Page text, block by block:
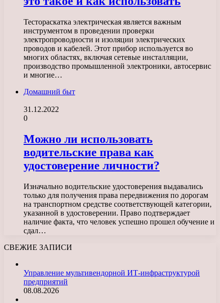
Тестораскатка электрическая является важным
инструментом в проведении проверки
электропроводности и изоляции электрических
проводов и кабелей. Этот прибор используется во
многих областях, включая сетевые инсталляции,
производство промышленной электроники, автосервис
и многие…
Домашний быт
31.12.2022
0
Можно ли использовать
водительские права как
удостоверение личности?
Изначально водительские удостоверения выдавались
только для получения права передвижения по дорогам
на транспортном средстве соответствующей категории,
указанной в удостоверении. Право подтверждает
наличие факта, что человек успешно прошел обучение и
сдал…
СВЕЖИЕ ЗАПИСИ
Управление мультивендорной ИТ-инфраструктурой
предприятий
08.08.2026